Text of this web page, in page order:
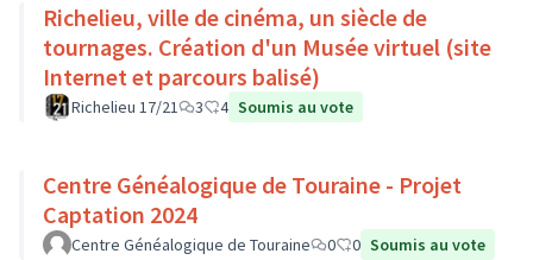
Richelieu, ville de cinéma, un siècle de
tournages. Création d'un Musée virtuel (site
Internet et parcours balisé)
Richelieu 17/21 3 4 Soumis au vote
Centre Généalogique de Touraine - Projet
Captation 2024
Centre Généalogique de Touraine 0 0 Soumis au vote